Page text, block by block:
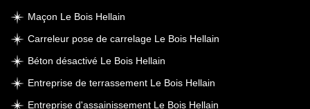
Maçon Le Bois Hellain
Carreleur pose de carrelage Le Bois Hellain
Béton désactivé Le Bois Hellain
Entreprise de terrassement Le Bois Hellain
Entreprise d'assainissement Le Bois Hellain